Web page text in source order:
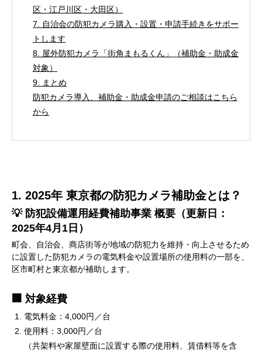
区・江戸川区・大田区）
7. 自治会の防犯カメラ購入・設置・申請手続きをサポー
トします
8. 屋外防犯カメラ「街角まもるくん」（補助金・助成金
対象）
9. まとめ
防犯カメラ導入、補助金・助成金申請のご相談はこちら
から
1. 2025年 東京都の防犯カメラ補助金とは？
💡 防犯設備運用経費補助事業 概要（更新日：
2025年4月1日）
町会、自治会、商店街等が地域の防犯力を維持・向上させるため
に設置した防犯カメラの電気料金や設置場所の使用料の一部を、
区市町村と東京都が補助します。
🏢 対象経費
電気料金：4,000円／台
使用料：3,000円／台
（共架料や家屋壁面に設置する際の使用料、賃借料等を含